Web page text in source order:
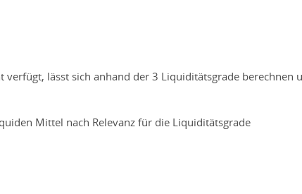
lässt sich anhand der 3 Liquiditätsgrade berechnen